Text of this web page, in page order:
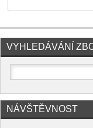
VYHLEDÁVÁNÍ
NÁVŠTĚVNOST